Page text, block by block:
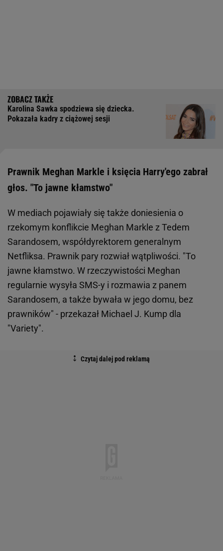
Karolina Sawka spodziewa się dziecka.
Pokazała kadry z ciążowej sesji
Prawnik Meghan Markle i księcia Harry'ego zabrał
głos. "To jawne kłamstwo"
W mediach pojawiały się także doniesienia o
rzekomym konflikcie Meghan Markle z Tedem
Sarandosem, współdyrektorem generalnym
Netfliksa. Prawnik pary rozwiał wątpliwości. "To
jawne kłamstwo. W rzeczywistości Meghan
regularnie wysyła SMS-y i rozmawia z panem
Sarandosem, a także bywała w jego domu, bez
prawników" - przekazał Michael J. Kump dla
"Variety".